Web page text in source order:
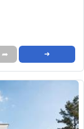
➦ ➜